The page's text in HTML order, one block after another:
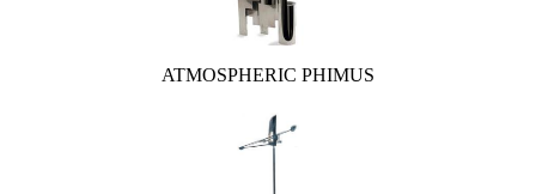
ATMOSPHERIC PHIMUS